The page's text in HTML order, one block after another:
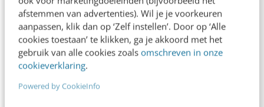
afstemmen van advertenties). Wil je je voorkeuren
aanpassen, klik dan op ‘Zelf instellen’. Door op ‘Alle
cookies toestaan’ te klikken, ga je akkoord met het
gebruik van alle cookies zoals omschreven in onze
cookieverklaring.
Powered by CookieInfo
KLANTCONTACT & CX
Tips voor tijdlijnen
Tijdlijnen lijken een trend. Door nieuwe applicaties
van Google, Microsoft, Time Rime, en Dipity